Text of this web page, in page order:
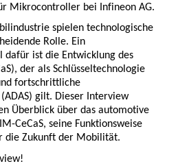
Mikrocontroller bei Infineon AG.
spielen technologische
Rolle. Ein
dafür ist die Entwicklung des
der als Schlüsseltechnologie
fortschrittliche
gilt. Dieser Interview
Überblick über das automotive
CeCaS, seine Funktionsweise
die Zukunft der Mobilität.